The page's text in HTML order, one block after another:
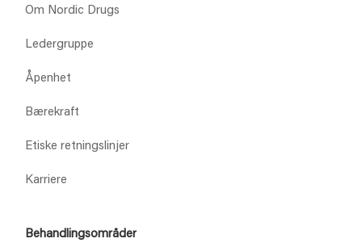
Om Nordic Drugs
Ledergruppe
Åpenhet
Bærekraft
Etiske retningslinjer
Karriere
Behandlingsområder